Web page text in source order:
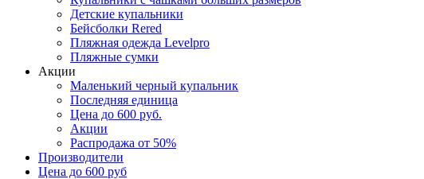
Детские купальники
Бейсболки Rered
Пляжная одежда Levelpro
Пляжные сумки
Акции
Маленький черный купальник
Последняя единица
Цена до 600 руб.
Акции
Распродажа от 50%
Производители
Цена до 600 руб